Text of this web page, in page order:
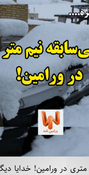
در ورامین! خدایا